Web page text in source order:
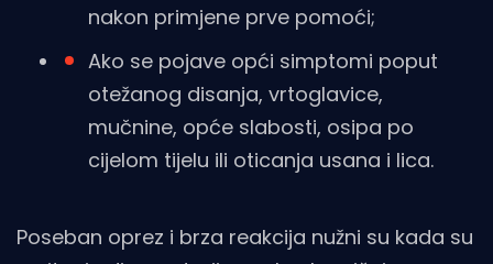
nakon primjene prve pomoći;
Ako se pojave opći simptomi poput
otežanog disanja, vrtoglavice,
mučnine, opće slabosti, osipa po
cijelom tijelu ili oticanja usana i lica.
Poseban oprez i brza reakcija nužni su kada su